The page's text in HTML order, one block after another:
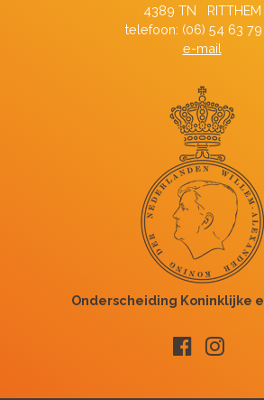
4389 TN RITTHEM
telefoon: (06) 54 63 79
e-mail